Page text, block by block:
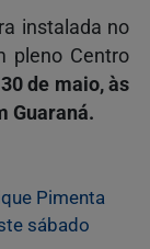
instalada no
pleno Centro
de maio, às
Guaraná.
Pimenta
sábado